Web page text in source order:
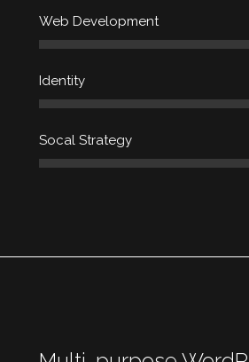
Web Development
Identity
Socal Strategy